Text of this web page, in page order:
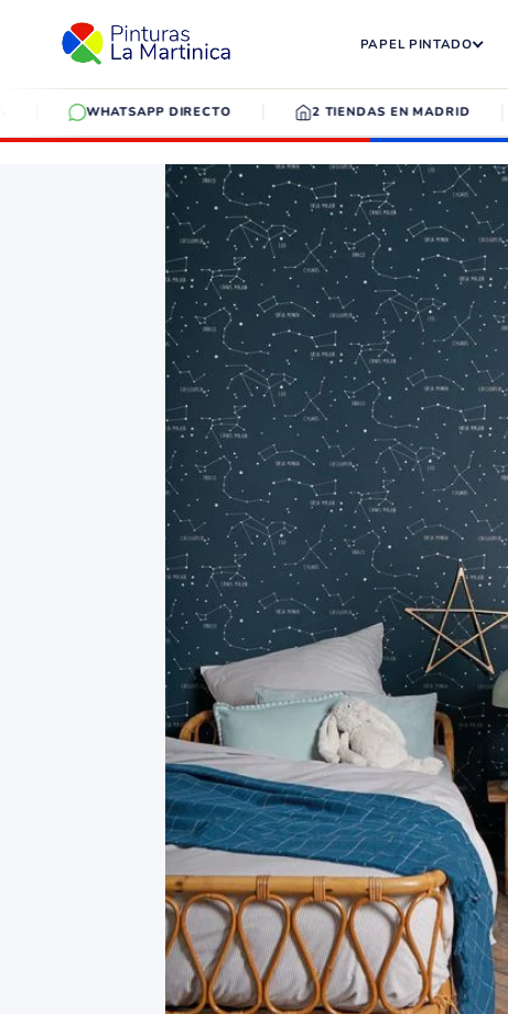
PAPEL PINTADO
WHATSAPP DIRECTO 2 TIENDAS EN MADRID